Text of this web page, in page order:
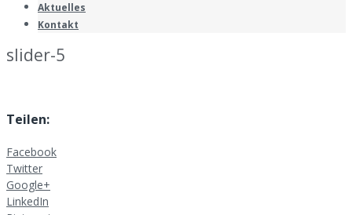
Aktuelles
Kontakt
slider-5
Teilen:
Facebook
Twitter
Google+
LinkedIn